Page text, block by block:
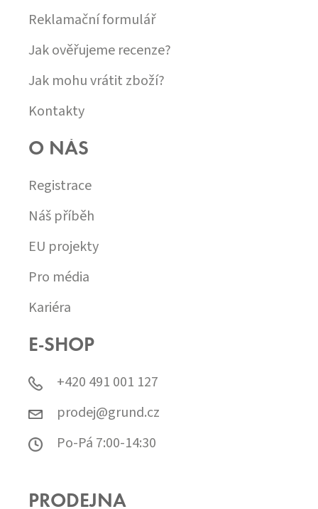
Reklamační formulář
Jak ověřujeme recenze?
Jak mohu vrátit zboží?
Kontakty
O NÁS
Registrace
Náš příběh
EU projekty
Pro média
Kariéra
E-SHOP
+420 491 001 127
prodej@grund.cz
Po-Pá 7:00-14:30
PRODEJNA